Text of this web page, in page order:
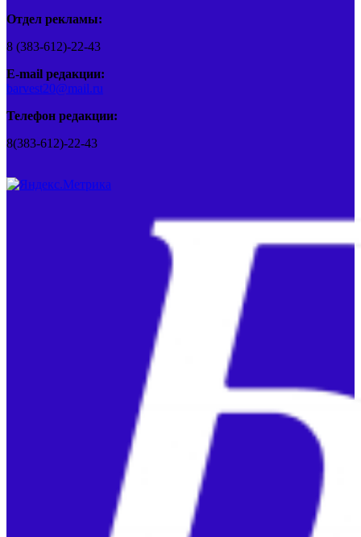
Отдел рекламы:
8 (383-612)-22-43
E-mail редакции:
barvest20@mail.ru
Телефон редакции:
8(383-612)-22-43